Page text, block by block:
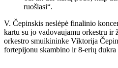
ruošiasi“.
V. Čepinskis neslėpė finalinio
kartu su jo vadovaujamu orkestru ir
orkestro smuikininke Viktorija
fortepijonu skambino ir 8-erių dukra